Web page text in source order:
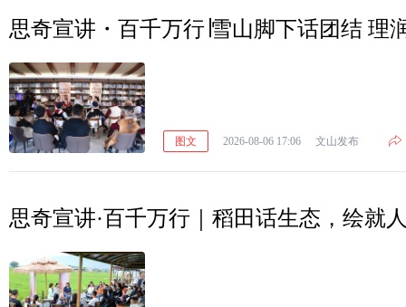
思奇宣讲・百千万行∣雪山脚下话团结 理
图文 2026-08-06 17:06 文山发布
思奇宣讲·百千万行｜稻田话生态，绘就